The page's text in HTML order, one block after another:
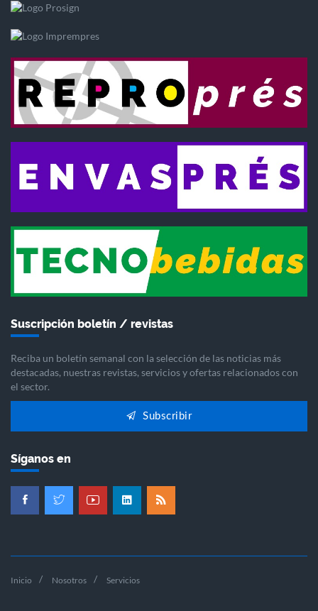
Suscripción boletín / revistas
Reciba un boletín semanal con la selección de las noticias más
destacadas, nuestras revistas, servicios y ofertas relacionados con
el sector.
Subscribir
Síganos en
Inicio Nosotros Servicios